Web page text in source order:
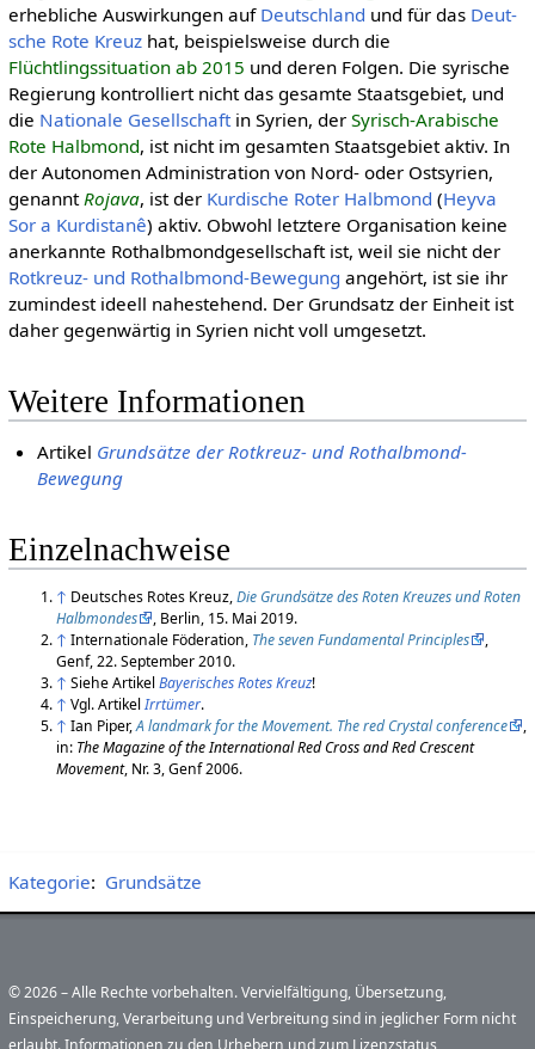
erhebliche Auswirkungen auf Deutschland und für das Deut­
sche Rote Kreuzhat, beispielsweise durch die
Flüchtlingssituation ab 2015 und deren Folgen. Die syrische
Regierung kontrolliert nicht das gesamte Staatsgebiet, und
die Nationale Gesellschaftin Syrien, der Syrisch-Arabische
Rote Halbmond, ist nicht im gesamten Staatsgebiet aktiv. In
der Autonomen Administration von Nord- oder Ostsyrien,
genanntRojava, ist der Kurdische Roter Halbmond (Heyva
Sor a Kurdistanê) aktiv. Obwohl letztere Organisation keine
anerkannte Rothalbmondgesellschaft ist, weil sie nicht der
Rotkreuz- und Rothalb­mond-Be­we­gung angehört, ist sie ihr
zumindest ideell nahestehend. Der Grundsatz der Einheit ist
daher gegenwärtig in Syrien nicht voll umgesetzt.
Weitere Informationen
Artikel Grundsätze der Rotkreuz- und Rothalbmond-
Bewegung
Einzelnachweise
↑ Deutsches Rotes Kreuz,Die Grundsätze des Roten Kreuzes und Roten
Halbmondes
, Berlin, 15. Mai 2019.
↑ Internationale Föderation, The seven Fundamental Principles
,
Genf, 22. September 2010.
↑ Siehe ArtikelBayerisches Rotes Kreuz!
↑ Vgl. ArtikelIrrtümer.
↑ Ian Piper,A landmark for the Movement. The red Crystal conference
,
in: The Magazine of the International Red Cross and Red Crescent
Movement, Nr. 3, Genf 2006.
Kategorie: Grundsätze
© 2026 – Alle Rechte vorbehalten. Vervielfältigung, Übersetzung,
Einspeicherung, Verarbeitung und Verbreitung sind in jeglicher Form nicht